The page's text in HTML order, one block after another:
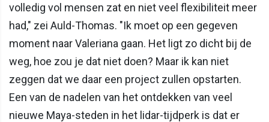
volledig vol mensen zat en niet veel flexibiliteit meer
had," zei Auld-Thomas. "Ik moet op een gegeven
moment naar Valeriana gaan. Het ligt zo dicht bij de
weg, hoe zou je dat niet doen? Maar ik kan niet
zeggen dat we daar een project zullen opstarten.
Een van de nadelen van het ontdekken van veel
nieuwe Maya-steden in het lidar-tijdperk is dat er